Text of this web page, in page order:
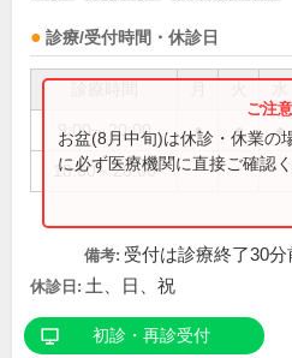
診療/受付時間・休診日
9:00～20:00 ● ● ●
18:00～20:00
お盆(8月中旬)は休診・休業の
に必ず医療機関に直接ご確認く
備考: 受付は診療終了30分
休診日: 土、日、祝
初診・再診受付